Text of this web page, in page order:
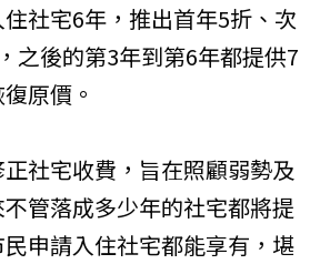
社宅6年，推出首年5折、次
之後的第3年到第6年都提供7
原價。
社宅收費，旨在照顧弱勢及
管落成多少年的社宅都將提
申請入住社宅都能享有，堪